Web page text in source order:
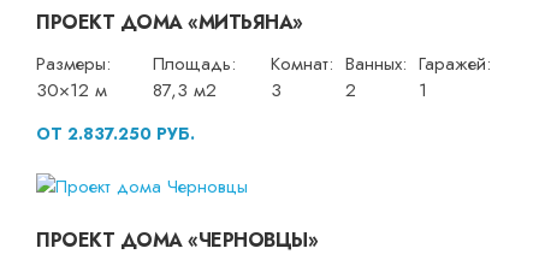
ПРОЕКТ ДОМА «МИТЬЯНА»
Размеры:
30×12 м
Площадь:
87,3 м2
Комнат:
3
Ванных:
2
Гаражей:
1
ОТ 2.837.250 РУБ.
ПРОЕКТ ДОМА «ЧЕРНОВЦЫ»